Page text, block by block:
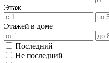
Этаж
Этажей в доме
Последний
Не последний